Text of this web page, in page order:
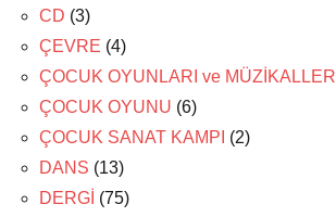
CD (3)
ÇEVRE (4)
ÇOCUK OYUNLARI ve MÜZİKALLERİ
ÇOCUK OYUNU (6)
ÇOCUK SANAT KAMPI (2)
DANS (13)
DERGİ (75)